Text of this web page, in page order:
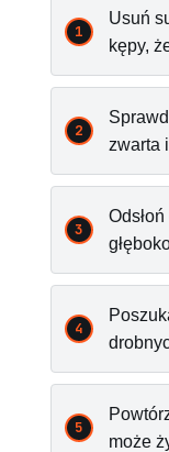
Usuń
kępy,
zwarta
może